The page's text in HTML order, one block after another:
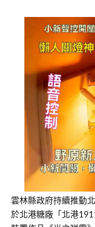
雲林縣政府持續推動
於北港糖廠「北港